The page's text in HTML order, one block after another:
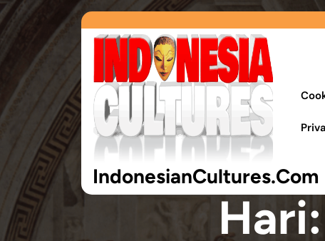
IndonesianCultures.Com
Hari: